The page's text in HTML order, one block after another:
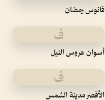
فانوس رمضان
ف
أسوان عروس النيل
ف
الأقصر مدينة الشمس